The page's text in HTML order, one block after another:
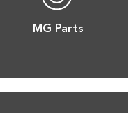
MG Parts